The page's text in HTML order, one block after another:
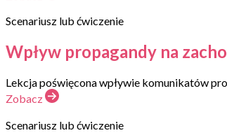
Scenariusz lub ćwiczenie
Wpływ propagandy na
Lekcja poświęcona wpływie komunikatów
Zobacz
Scenariusz lub ćwiczenie